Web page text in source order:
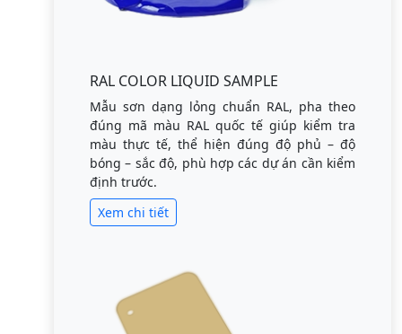
RAL COLOR LIQUID SAMPLE
Mẫu sơn dạng lỏng chuẩn RAL, pha theo
đúng mã màu RAL quốc tế giúp kiểm tra
màu thực tế, thể hiện đúng độ phủ – độ
bóng – sắc độ, phù hợp các dự án cần kiểm
định trước.
Xem chi tiết